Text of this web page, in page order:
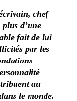
chef
d’une
fait de lui
par les
au
le monde.